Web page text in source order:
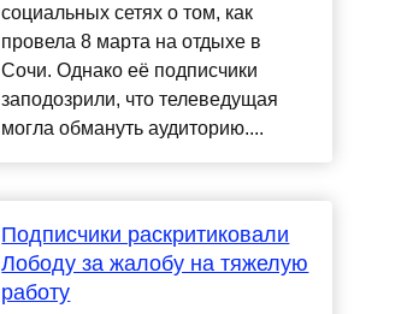
социальных сетях о том, как
провела 8 марта на отдыхе в
Сочи. Однако её подписчики
заподозрили, что телеведущая
могла обмануть аудиторию....
Подписчики раскритиковали
Лободу за жалобу на тяжелую
работу